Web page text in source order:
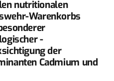
nutritionalen
Warenkorbs
der
Cadmium und